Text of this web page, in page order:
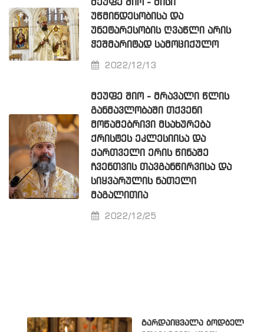
ᲛᲔᲣᲤᲔ ᲨᲘᲝ - ᲛᲘᲡᲘ
ᲣᲬᲛᲘᲜᲓᲔᲡᲝᲑᲘᲡᲐ ᲓᲐ
ᲣᲜᲔᲢᲐᲠᲔᲡᲝᲑᲘᲡ ᲦᲕᲐᲬᲚᲘ ᲐᲠᲘᲡ
ᲭᲔᲨᲛᲐᲠᲘᲢᲐᲓ ᲡᲐᲛᲝᲪᲘᲥᲣᲚᲝ
2022/12/13
ᲛᲔᲣᲤᲔ ᲨᲘᲝ - ᲛᲠᲐᲕᲐᲚᲘ ᲬᲚᲘᲡ
ᲒᲐᲜᲛᲐᲕᲚᲝᲑᲐᲨᲘ ᲗᲥᲕᲔᲜᲘ
ᲛᲝᲬᲐᲛᲔᲑᲠᲘᲕᲘ ᲛᲡᲐᲮᲣᲠᲔᲑᲐ
ᲥᲠᲘᲡᲢᲔᲡ ᲔᲙᲚᲔᲡᲘᲘᲡᲐ ᲓᲐ
ᲥᲐᲠᲗᲕᲔᲚᲘ ᲔᲠᲘᲡ ᲬᲘᲜᲐᲨᲔ
ᲩᲕᲔᲜᲗᲕᲘᲡ ᲗᲐᲕᲒᲐᲜᲬᲘᲠᲕᲘᲡᲐ ᲓᲐ
ᲡᲘᲧᲕᲐᲠᲣᲚᲘᲡ ᲜᲐᲗᲔᲚᲘ
ᲛᲐᲒᲐᲚᲘᲗᲘᲐ
2022/12/25
გარდაიცვალა ბოდბელ